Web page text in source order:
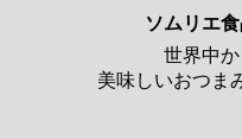
ソムリエ
世界中か
美味しいおつま